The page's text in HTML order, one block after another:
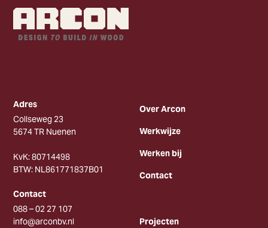
Adres
Collseweg 23
5674 TR Nuenen
KvK: 80714498
BTW: NL861771837B01
Contact
088 – 02 27 107
info@arconbv.nl
Over Arcon
Werkwijze
Werken bij
Contact
Projecten